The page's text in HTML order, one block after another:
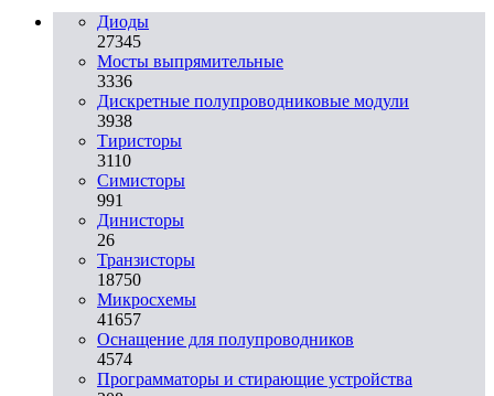
Диоды
27345
Мосты выпрямительные
3336
Дискретные полупроводниковые модули
3938
Тиристоры
3110
Симисторы
991
Динисторы
26
Транзисторы
18750
Микросхемы
41657
Оснащение для полупроводников
4574
Программаторы и стирающие устройства